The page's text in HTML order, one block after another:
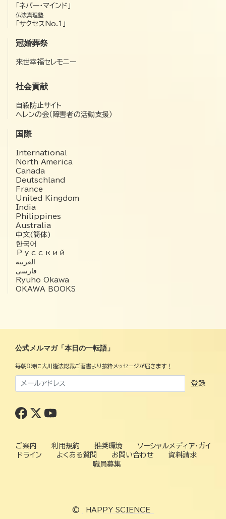
「ネバー・マインド」
仏法真理塾
「サクセスNo.1」
冠婚葬祭
来世幸福セレモニー
社会貢献
自殺防止サイト
ヘレンの会（障害者の活動支援）
国際
International
North America
Canada
Deutschland
France
United Kingdom
India
Philippines
Australia
中文(簡体)
한국어
Русский
العربية‏
فارسی
Ryuho Okawa
OKAWA BOOKS
公式メルマガ「本日の一転語」
毎朝8時に大川隆法総裁ご著書より抜粋メッセージが届きます！
登録
ご案内 利用規約 推奨環境
ソーシャルメディア・ガイ
ドライン
よくある質問 お問い合わせ
資料請求
職員募集
© HAPPY SCIENCE